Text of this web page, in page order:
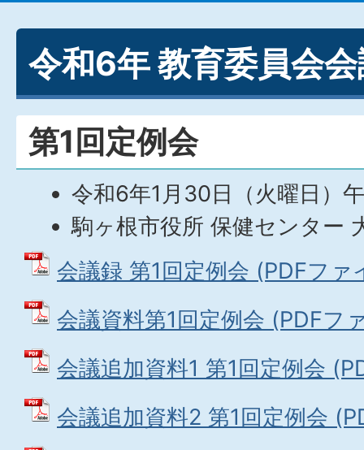
令和6年 教育委員会
第1回定例会
令和6年1月30日（火曜日）
駒ヶ根市役所 保健センター
会議録 第1回定例会 (PDFファ
会議資料第1回定例会 (PDFフ
会議追加資料1 第1回定例会
会議追加資料2 第1回定例会